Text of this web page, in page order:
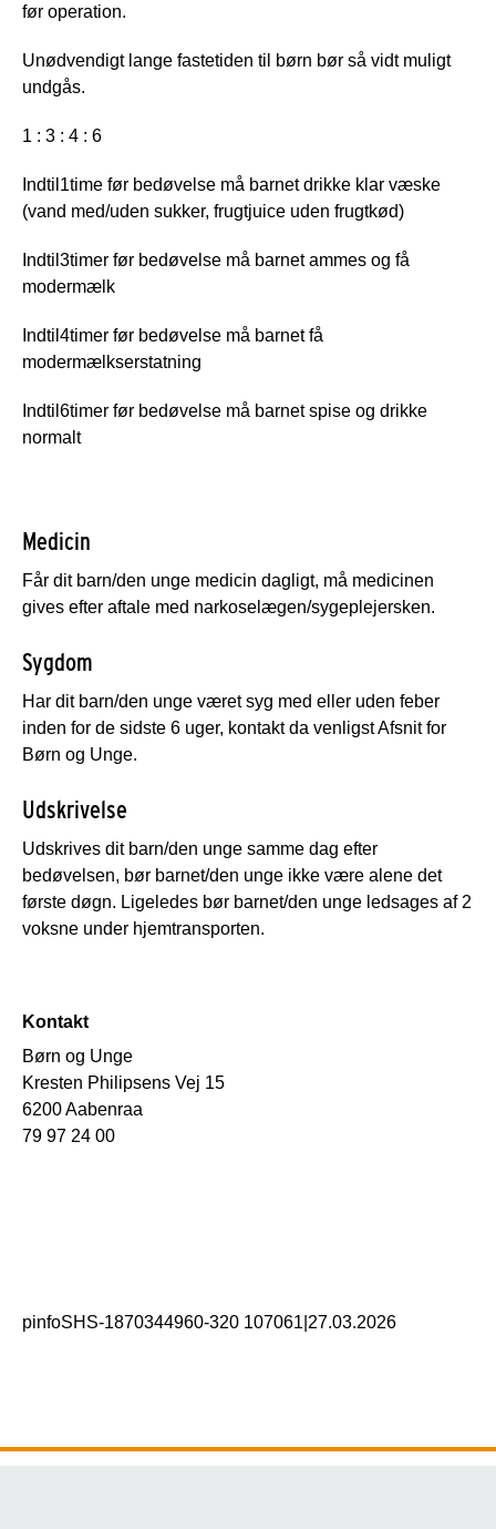
før operation.
Unødvendigt lange fastetiden til børn bør så vidt muligt
undgås.
1 : 3 : 4 : 6
Indtil 1time før bedøvelse må barnet drikke klar væske
(vand med/uden sukker, frugtjuice uden frugtkød)
Indtil 3timer før bedøvelse må barnet ammes og få
modermælk
Indtil 4timer før bedøvelse må barnet få
modermælkserstatning
Indtil 6timer før bedøvelse må barnet spise og drikke
normalt
Medicin
Får dit barn/den unge medicin dagligt, må medicinen
gives efter aftale med narkoselægen/sygeplejersken.
Sygdom
Har dit barn/den unge været syg med eller uden feber
inden for de sidste 6 uger, kontakt da venligst Afsnit for
Børn og Unge.
Udskrivelse
Udskrives dit barn/den unge samme dag efter
bedøvelsen, bør barnet/den unge ikke være alene det
første døgn. Ligeledes bør barnet/den unge ledsages af 2
voksne under hjemtransporten.
Kontakt
Børn og Unge
Kresten Philipsens Vej 15
6200 Aabenraa
79 97 24 00
pinfoSHS-1870344960-320 107061 27.03.2026